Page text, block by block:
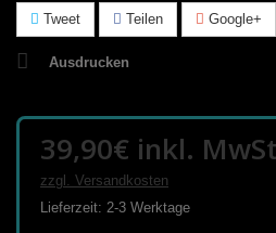
Tweet Teilen Google+
Ausdrucken
39,90€ inkl.
zzgl. Versandkosten
Lieferzeit: 2-3 Werktage